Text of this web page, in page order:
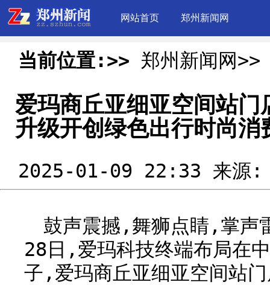
网站首页 郑州新闻网
当前位置:>> 郑州新闻网>>
爱玛商丘亚细亚空间站门
升级开创绿色出行时尚消
2025-01-09 22:33 来源
鼓声震撼,舞狮点睛,掌声
28日,爱玛科技终端布局在
子,爱玛商丘亚细亚空间站